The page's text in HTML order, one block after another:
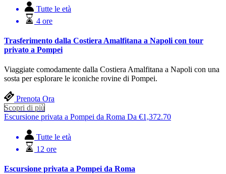
Tutte le età
4 ore
Trasferimento dalla Costiera Amalfitana a Napoli con tour
privato a Pompei
Viaggiate comodamente dalla Costiera Amalfitana a Napoli con una
sosta per esplorare le iconiche rovine di Pompei.
Prenota Ora
Scopri di più
Escursione privata a Pompei da Roma Da €1,372.70
Tutte le età
12 ore
Escursione privata a Pompei da Roma